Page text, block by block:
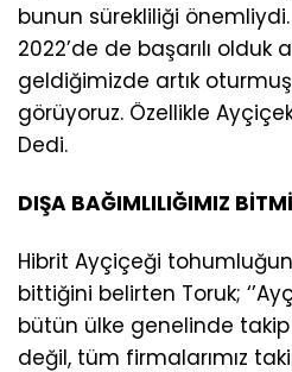
bunun sürekliliği önemliydi.
2022’de de başarılı olduk
geldiğimizde artık
görüyoruz. Özellikle
Dedi.
DIŞA BAĞIMLILIĞIMIZ
Hibrit Ayçiçeği
bittiğini belirten Toruk;
bütün ülke genelinde
değil, tüm firmalarımız